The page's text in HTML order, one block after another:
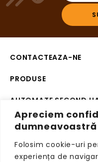
Apreciem
dumneavoastră
Folosim cookie-uri
experiența de
CONTACTEAZA-NE
PRODUSE
AUTOMATE SECOND
SISTEME DE PLATA